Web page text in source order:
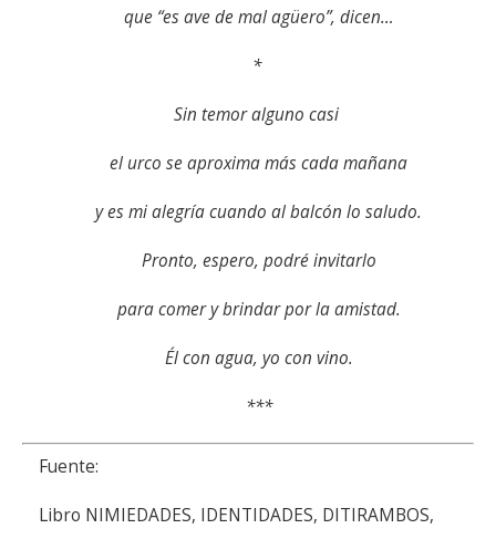
que “es ave de mal agüero”, dicen…
*
Sin temor alguno casi
el urco se aproxima más cada mañana
y es mi alegría cuando al balcón lo saludo.
Pronto, espero, podré invitarlo
para comer y brindar por la amistad.
Él con agua, yo con vino.
***
Fuente:
Libro NIMIEDADES, IDENTIDADES, DITIRAMBOS,